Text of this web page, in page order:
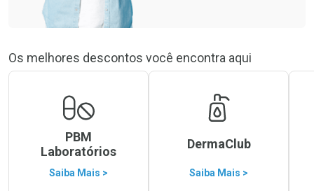
Os melhores descontos você encontra aqui
PBM
Laboratórios
Saiba Mais >
DermaClub
Saiba Mais >